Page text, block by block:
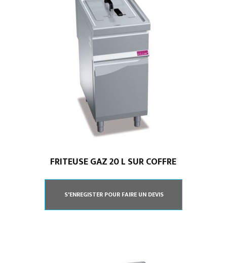
FRITEUSE GAZ 20 L SUR COFFRE
S'ENREGISTER POUR FAIRE UN DEVIS